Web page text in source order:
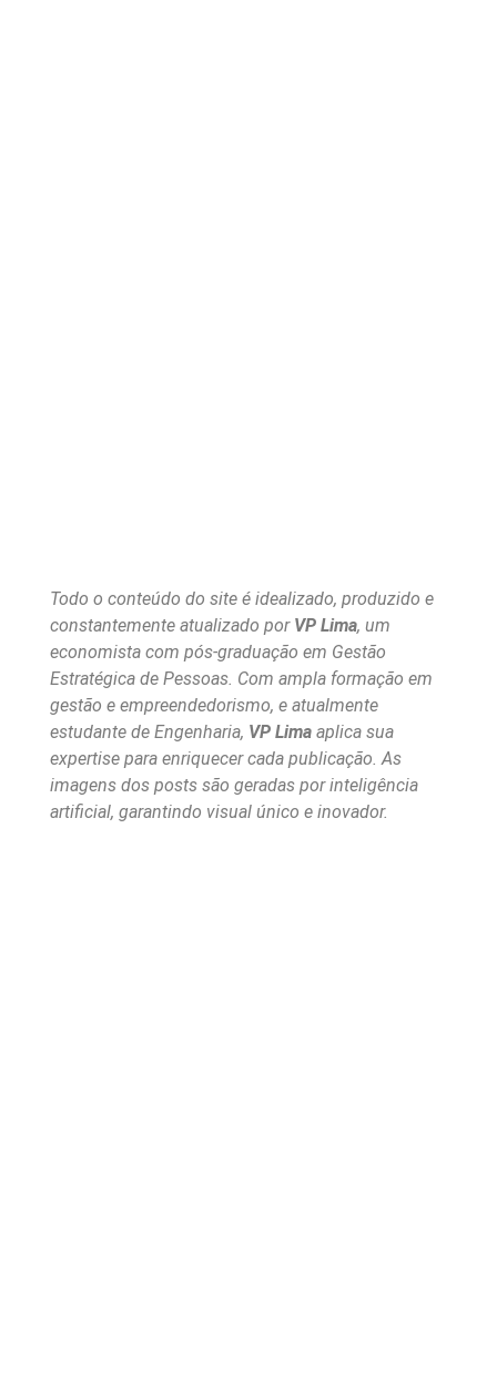
Todo o conteúdo do site é idealizado, produzido e
constantemente atualizado por VP Lima, um
economista com pós-graduação em Gestão
Estratégica de Pessoas. Com ampla formação em
gestão e empreendedorismo, e atualmente
estudante de Engenharia, VP Lima aplica sua
expertise para enriquecer cada publicação. As
imagens dos posts são geradas por inteligência
artificial, garantindo visual único e inovador.